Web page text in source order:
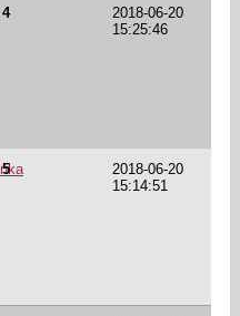
4
2018-06-20
15:25:46
5
2018-06-20
15:14:51